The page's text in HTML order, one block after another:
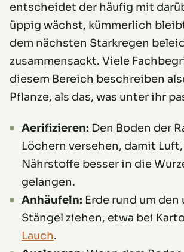
entscheidet der häufig mit
üppig wächst, kümmerlich
dem nächsten Starkregen
zusammensackt. Viele
diesem Bereich beschreiben
Pflanze, als das, was unter ihr
Aerifizieren: Den Boden der
Löchern versehen, damit
Nährstoffe besser in die
gelangen.
Anhäufeln: Erde rund um den
Stängel ziehen, etwa bei
Lauch.